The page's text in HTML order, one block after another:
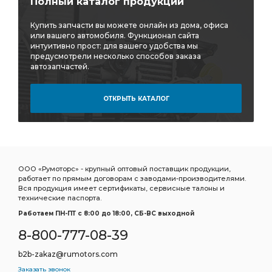
Стремянка рессоры Ролик натяж.
Щетка стеклоочистителя бескаркасная
стеклоочистителя бескаркасная
кабины передний Фильтр воздушный внутренний
воздушный внутренний Сайлентблок рычага
Рычаг передний нижний
Cummins ISF3.8 а/м Toyota Camry
Фильтр масляный центрифуги
Купить запчасти вы можете онлайн из дома, офиса
или вашего автомобиля. Функционал сайта
интуитивно прост: для вашего удобства мы
предусмотрели несколько способов заказа
автозапчастей.
ОТКРЫТЬ КАТАЛОГ
ООО «Румоторс» - крупный оптовый поставщик продукции,
работает по прямым договорам с заводами-производителями.
Вся продукция имеет сертификаты, сервисные талоны и
технические паспорта.
Работаем ПН-ПТ c 8:00 до 18:00, СБ-ВС выходной
8-800-777-08-39
b2b-zakaz@rumotors.com
Заказать звонок